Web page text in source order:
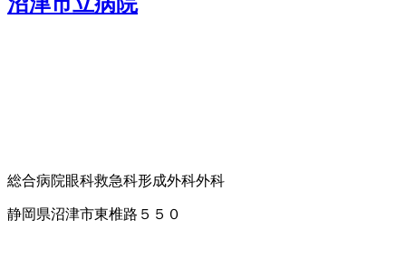
総合病院眼科救急科形成外科外科
静岡県沼津市東椎路５５０